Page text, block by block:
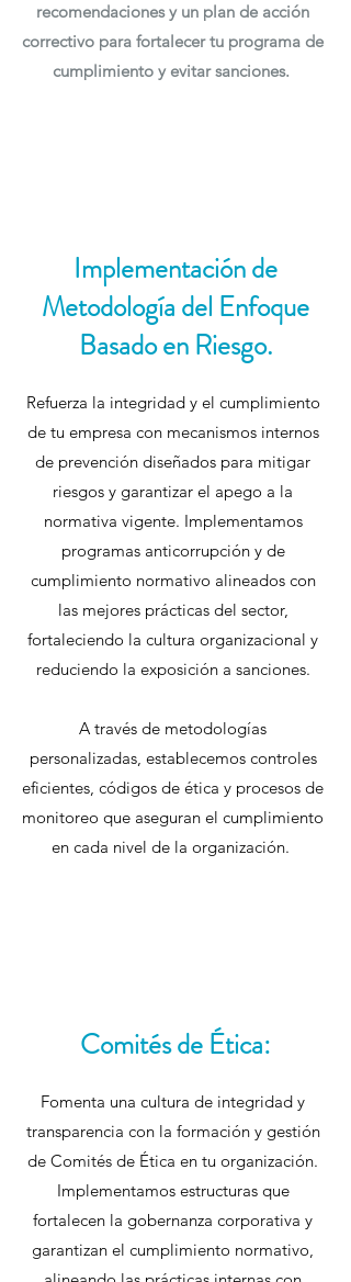
recomendaciones y un plan de acción
correctivo para fortalecer tu programa de
cumplimiento y evitar sanciones.
Implementación de
Metodología del Enfoque
Basado en Riesgo.
Refuerza la integridad y el cumplimiento
de tu empresa con mecanismos internos
de prevención diseñados para mitigar
riesgos y garantizar el apego a la
normativa vigente. Implementamos
programas anticorrupción y de
cumplimiento normativo alineados con
las mejores prácticas del sector,
fortaleciendo la cultura organizacional y
reduciendo la exposición a sanciones.
A través de metodologías
personalizadas, establecemos controles
eficientes, códigos de ética y procesos de
monitoreo que aseguran el cumplimiento
en cada nivel de la organización.
Comités de Ética:
Fomenta una cultura de integridad y
transparencia con la formación y gestión
de Comités de Ética en tu organización.
Implementamos estructuras que
fortalecen la gobernanza corporativa y
garantizan el cumplimiento normativo,